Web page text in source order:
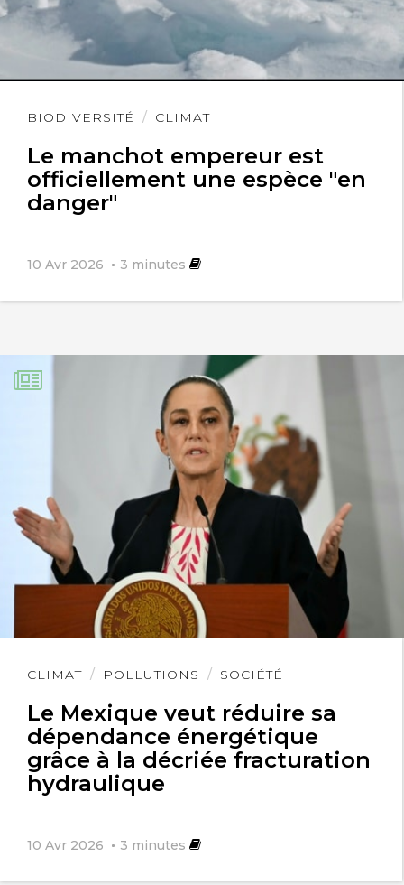
BIODIVERSITÉ CLIMAT
Le manchot empereur est
officiellement une espèce "en
danger"
10 Avr 2026 3 minutes
Lire
CLIMAT POLLUTIONS SOCIÉTÉ
Le Mexique veut réduire sa
dépendance énergétique
grâce à la décriée fracturation
hydraulique
10 Avr 2026 3 minutes
Lire